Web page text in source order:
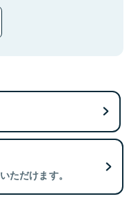
ただけます。